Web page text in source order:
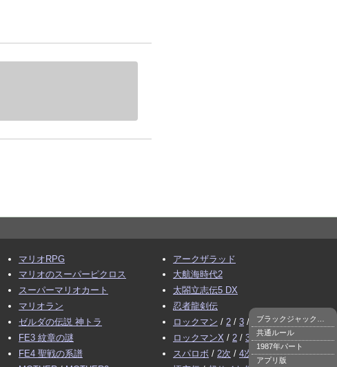
マリオRPG
マリオのスーパーピクロス
スーパーマリオカート
マリオラン
ゼルダの伝説 神トラ
FE3 紋章の謎
FE4 聖戦の系譜
アークザラッド
大航海時代2
太閤立志伝5 DX
忍者龍剣伝
ロックマン / 2 / 3 /
ロックマンX / 2 / 3
スパロボ / 2次 / 4次
共通ルール
1987年パート
アプリ版